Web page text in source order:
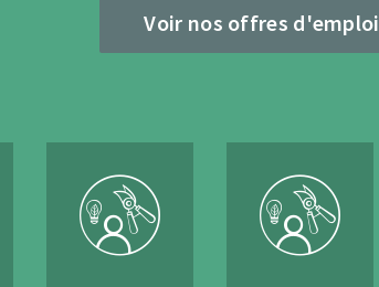
Voir nos offres d'emploi